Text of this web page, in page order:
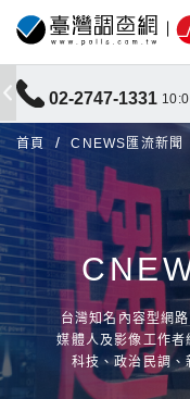
02-2747-1331
首頁 CNEWS匯流新聞
台灣知名內容型網
媒體人及影像工作
科技、政治民調、